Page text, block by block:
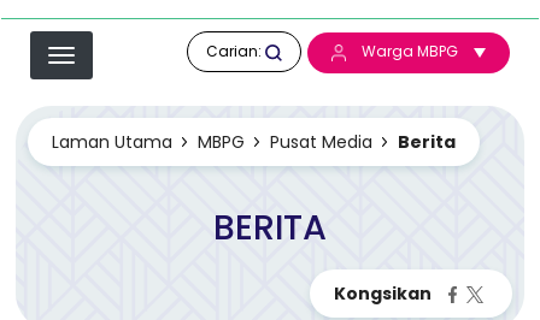
Carian: Warga MBPG
Laman Utama MBPG Pusat Media Berita
BERITA